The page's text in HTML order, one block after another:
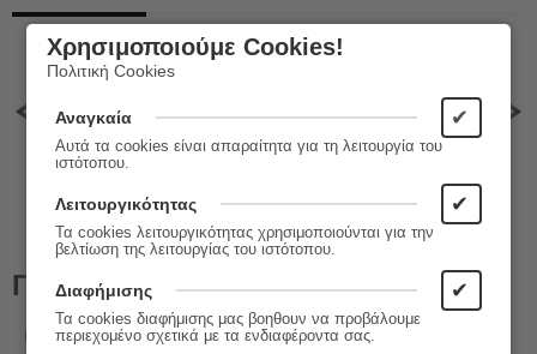
Τιμή Εκδότη: 10.60 €
Πληροφορίες
Εκδόσεις: Πλέθρον
Χρησιμοποιούμε Cookies!
Πολιτική Cookies
Αναγκαία ✔
Αυτά τα cookies είναι απαραίτητα για τη λειτουργία του
ιστότοπου.
Λειτουργικότητας ✔
Τα cookies λειτουργικότητας χρησιμοποιούνται για την
βελτίωση της λειτουργίας του ιστότοπου.
Διαφήμισης ✔
Τα cookies διαφήμισης μας βοηθουν να προβάλουμε
περιεχομένο σχετικά με τα ενδιαφέροντα σας.